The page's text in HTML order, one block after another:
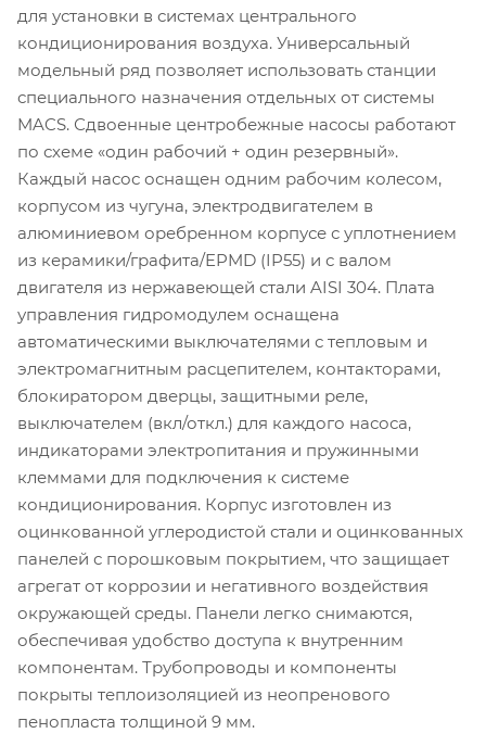
для установки в системах центрального
кондиционирования воздуха. Универсальный
модельный ряд позволяет использовать станции
специального назначения отдельных от системы
MACS. Сдвоенные центробежные насосы работают
по схеме «один рабочий + один резервный».
Каждый насос оснащен одним рабочим колесом,
корпусом из чугуна, электродвигателем в
алюминиевом оребренном корпусе с уплотнением
из керамики/графита/EPMD (IP55) и с валом
двигателя из нержавеющей стали AISI 304. Плата
управления гидромодулем оснащена
автоматическими выключателями с тепловым и
электромагнитным расцепителем, контакторами,
блокиратором дверцы, защитными реле,
выключателем (вкл/откл.) для каждого насоса,
индикаторами электропитания и пружинными
клеммами для подключения к системе
кондиционирования. Корпус изготовлен из
оцинкованной углеродистой стали и оцинкованных
панелей с порошковым покрытием, что защищает
агрегат от коррозии и негативного воздействия
окружающей среды. Панели легко снимаются,
обеспечивая удобство доступа к внутренним
компонентам. Трубопроводы и компоненты
покрыты теплоизоляцией из неопренового
пенопласта толщиной 9 мм.